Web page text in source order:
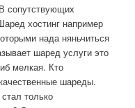
сопутствующих
хостинг например
нада няньчиться
шаред услуги это
мелкая. Кто
шареды.
только